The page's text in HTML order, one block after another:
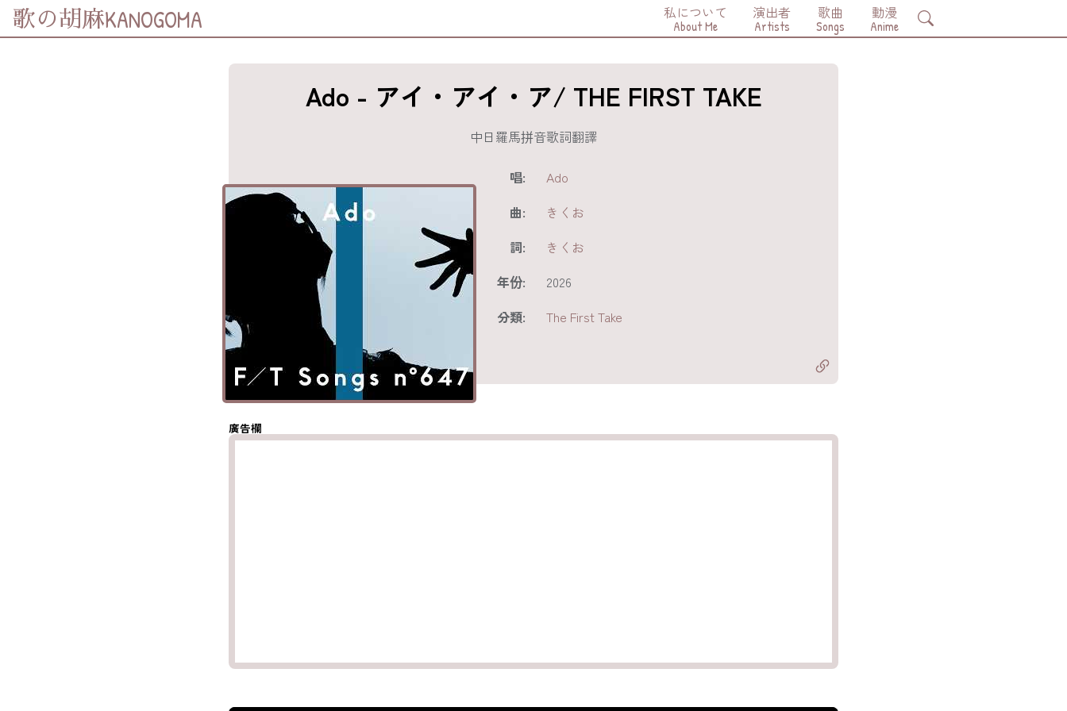
歌の胡麻KANOGOMA 私について
About Me
演出者
Artists
歌曲
Songs
動漫
Anime
Search
Ado - アイ・アイ・ア/ THE FIRST TAKE
中日羅馬拼音歌詞翻譯
唱:
Ado
曲:
きくお
詞:
きくお
年份:
2026
分類:
The First Take
分享至
Facebook
分享至 X
(Twitter)
分享至
Whatsapp
複製鏈結
廣告欄